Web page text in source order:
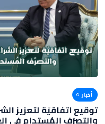
أخبار
توقيع اتفاقيّة لتعزيز
والتصرّف المُستدام في